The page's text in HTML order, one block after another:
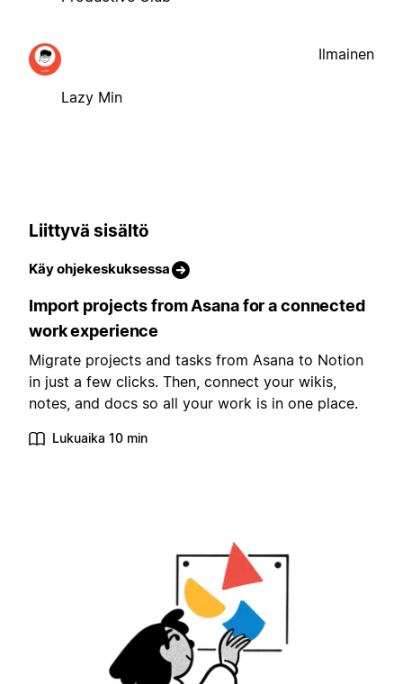
Lazy Min
Ilmainen
Liittyvä sisältö
Käy ohjekeskuksessa
Import projects from Asana for a connected
work experience
Migrate projects and tasks from Asana to Notion
in just a few clicks. Then, connect your wikis,
notes, and docs so all your work is in one place.
Lukuaika 10 min